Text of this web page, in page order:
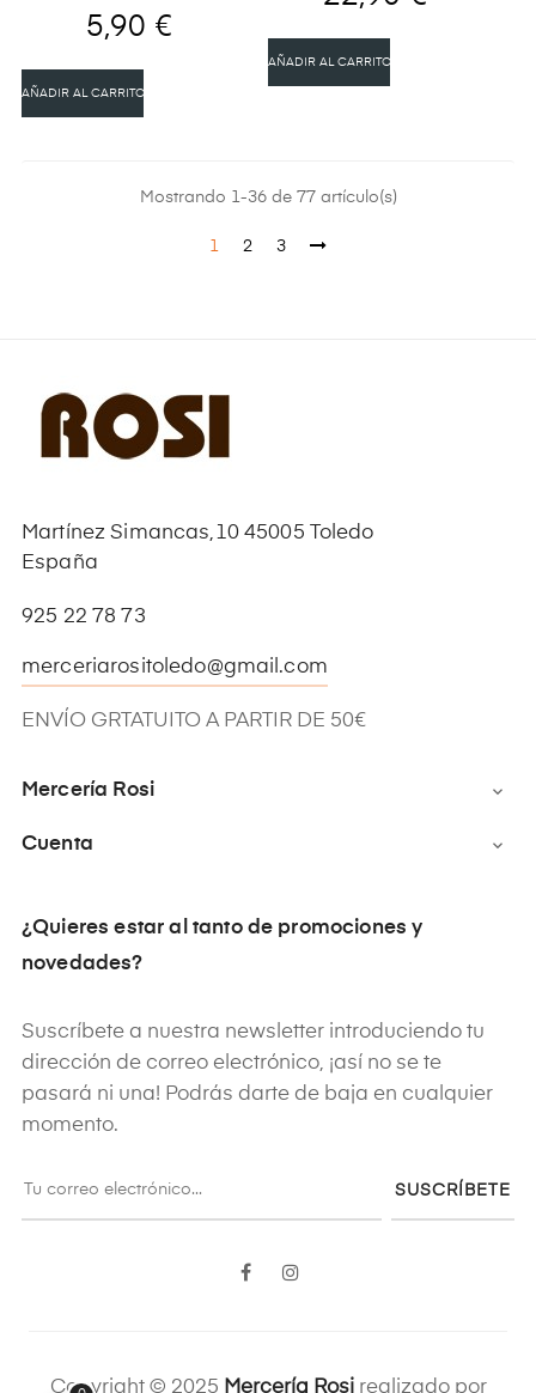
5,90 €
AÑADIR AL CARRITO
AÑADIR AL CARRITO
Mostrando 1-36 de 77 artículo(s)
1 2 3
Martínez Simancas,10 45005 Toledo
España
925 22 78 73
merceriarositoledo@gmail.com
ENVÍO GRTATUITO A PARTIR DE 50€
Mercería Rosi 
Cuenta 
¿Quieres estar al tanto de promociones y
novedades?
Suscríbete a nuestra newsletter introduciendo tu
dirección de correo electrónico, ¡así no se te
pasará ni una! Podrás darte de baja en cualquier
momento.
SUSCRÍBETE
Facebook
Copyright © 2025 Mercería Rosirealizado por